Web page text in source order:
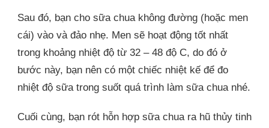
Sau đó, bạn cho sữa chua không đường (hoặc men
cái) vào và đảo nhẹ. Men sẽ hoạt động tốt nhất
trong khoảng nhiệt độ từ 32 – 48 độ C, do đó ở
bước này, bạn nên có một chiếc nhiệt kế để đo
nhiệt độ sữa trong suốt quá trình làm sữa chua nhé.
Cuối cùng, bạn rót hỗn hợp sữa chua ra hũ thủy tinh